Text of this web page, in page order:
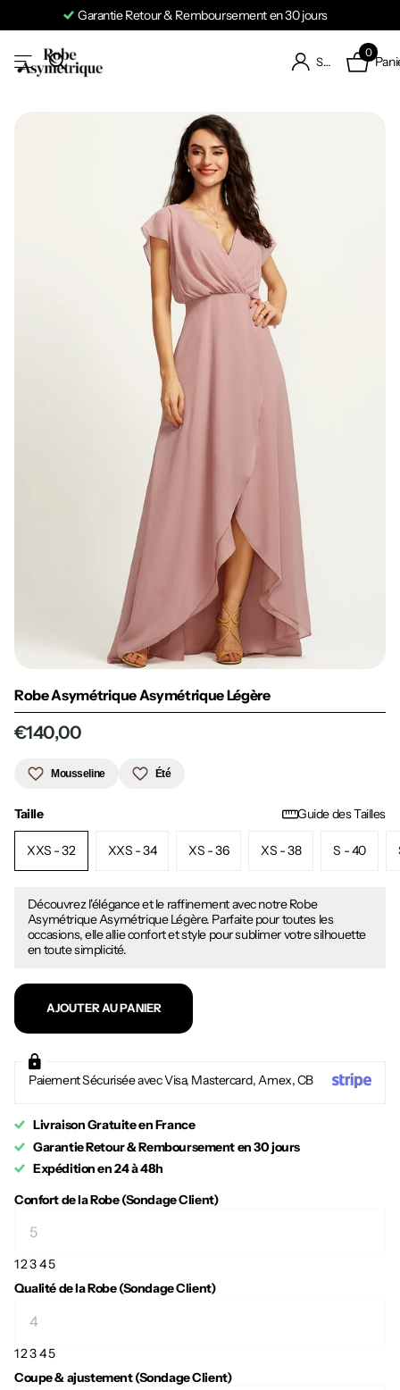
Garantie Retour & Remboursement en 30 jours
S'identifier
0
Robe Asymétrique Asymétrique Légère
€140,00
Mousseline Été
Taille Guide des Tailles
XXS - 32 XXS - 34 XS - 36 XS - 38 S - 40
Découvrez l'élégance et le raffinement avec notre Robe
Asymétrique Asymétrique Légère. Parfaite pour toutes les
occasions, elle allie confort et style pour sublimer votre silhouette
en toute simplicité.
AJOUTER AU PANIER
Paiement Sécurisée avec Visa, Mastercard, Amex, CB
Livraison Gratuite en France
Garantie Retour & Remboursement en 30 jours
Expédition en 24 à 48h
Confort de la Robe (Sondage Client)
12345
Qualité de la Robe (Sondage Client)
12345
Coupe & ajustement (Sondage Client)